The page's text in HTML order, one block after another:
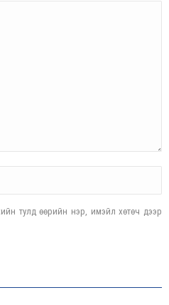
тулд өөрийн нэр, имэйл хөтөч дээр